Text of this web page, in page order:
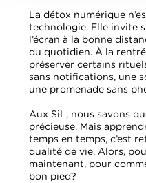
La détox numérique
technologie. Elle invite
l’écran à la bonne
du quotidien. À la
préserver certains
sans notifications, une
une promenade sans
Aux SiL, nous savons
précieuse. Mais
temps en temps, c’est
qualité de vie. Alors,
maintenant, pour
bon pied?